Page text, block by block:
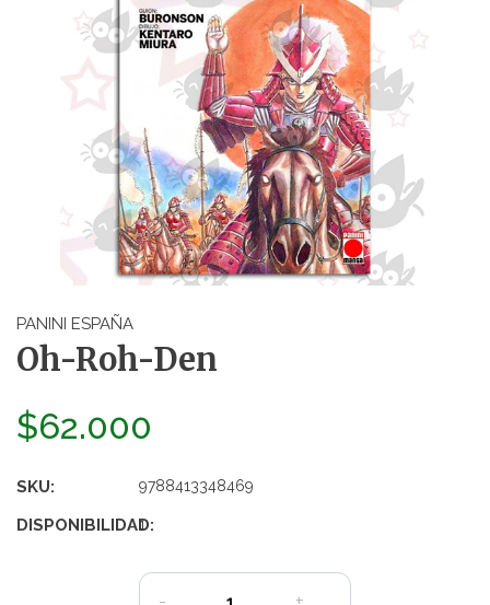
PANINI ESPAÑA
Oh-Roh-Den
$62.000
SKU: 9788413348469
DISPONIBILIDAD:
1